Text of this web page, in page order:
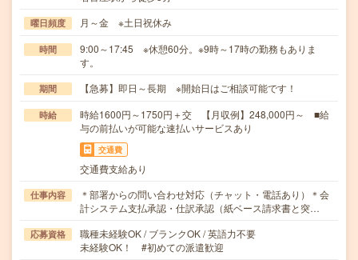
曜日頻度 月～金 ※土日祝休み
時間
9:00～17:45 ※休憩60分。※9時～17時の勤務もありま
す。
期間 【急募】即日～長期 ※開始日はご相談可能です！
時給
時給1600円～1750円＋交 【月収例】248,000円～ ■給
与の前払いが可能な速払いサービスあり
交通費
交通費支給あり
仕事内容
＊部署からの問い合わせ対応（チャット・電話あり）＊会
計システム支払承認・仕訳承認（紙ベース請求書と突…
応募資格
職種未経験OK / ブランクOK / 英語力不要
未経験OK！ #初めての派遣歓迎